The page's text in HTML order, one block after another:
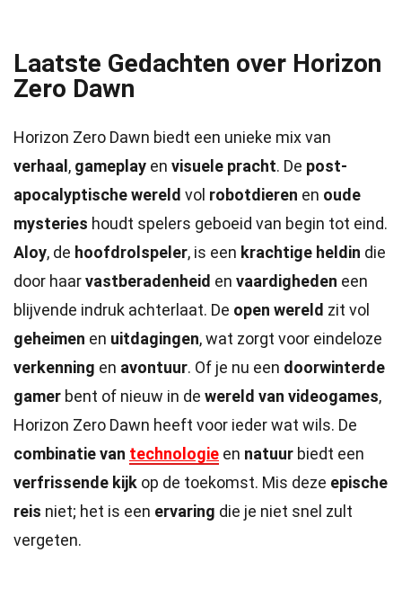
Laatste Gedachten over Horizon
Zero Dawn
Horizon Zero Dawn biedt een unieke mix van
verhaal , gameplay en visuele pracht. De post-
apocalyptische wereld vol robotdieren en oude
mysteries houdt spelers geboeid van begin tot eind.
Aloy, de hoofdrolspeler, is een krachtige heldin die
door haarvastberadenheid en vaardigheden een
blijvende indruk achterlaat. De open wereld zit vol
geheimen en uitdagingen, wat zorgt voor eindeloze
verkenning en avontuur. Of je nu een doorwinterde
gamer bent of nieuw in de wereld van videogames,
Horizon Zero Dawn heeft voor ieder wat wils. De
combinatie van technologie en natuur biedt een
verfrissende kijk op de toekomst. Mis deze epische
reis niet; het is een ervaring die je niet snel zult
vergeten.